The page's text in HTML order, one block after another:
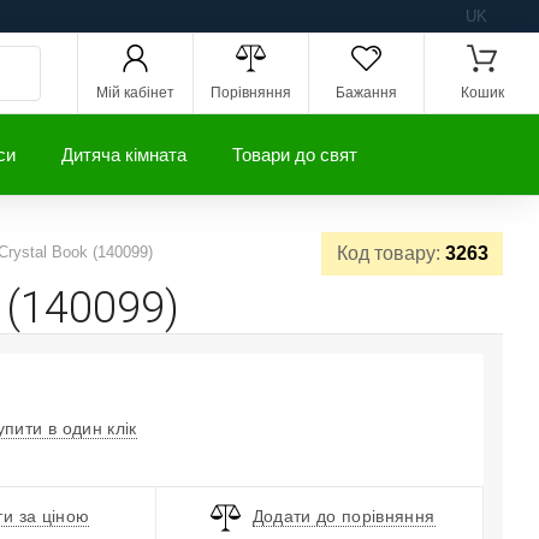
UK
Мій кабінет Порівняння Бажання Кошик
Дитяча кімната Товари до свят
Код товару: 3263
Book (140099)
в один клік
за ціною Додати до порівняння